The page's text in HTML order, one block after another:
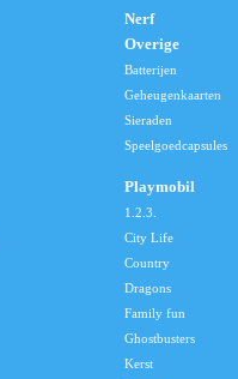
Nerf
Overige
Batterijen
Geheugenkaarten
Sieraden
Speelgoedcapsules
Playmobil
1.2.3.
City Life
Country
Dragons
Family fun
Ghostbusters
Kerst